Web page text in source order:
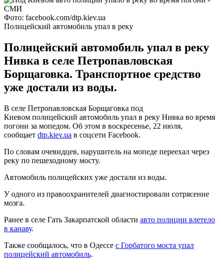
Фото: facebook.com/dtp.kiev.ua
Полицейский автомобиль упал в реку
Полицейский автомобиль упал в реку
Нивка в селе Петропавловская
Борщаговка. Транспортное средство
уже достали из воды.
В селе Петропавловская Борщаговка под
Киевом полицейский автомобиль упал в реку Нивка во время
погони за мопедом. Об этом в воскресенье, 22 июля,
сообщает dtp.kiev.ua в соцсети Facebook.
По словам очевидцев, нарушитель на мопеде переехал через
реку по пешеходному мосту.
Автомобиль полицейских уже достали из воды.
У одного из правоохранителей диагностировали сотрясение
мозга.
Ранее в селе Гать Закарпатской области авто полиции влетело
в канаву.
Также сообщалось, что в Одессе с Горбатого моста упал
полицейский автомобиль.